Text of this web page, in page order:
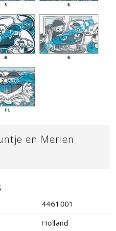
en Merien
4461001
Holland